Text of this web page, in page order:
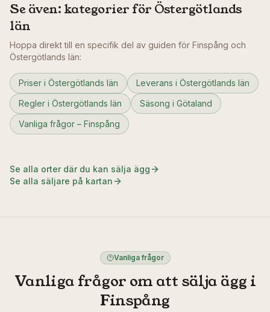
Se även: kategorier för Östergötlands
län
Hoppa direkt till en specifik del av guiden för Finspång och
Östergötlands län:
Priser i Östergötlands län
Leverans i Östergötlands län
Regler i Östergötlands län
Säsong i Götaland
Vanliga frågor – Finspång
Se alla orter där du kan sälja ägg
Se alla säljare på kartan
Vanliga frågor
Vanliga frågor om att sälja ägg i
Finspång